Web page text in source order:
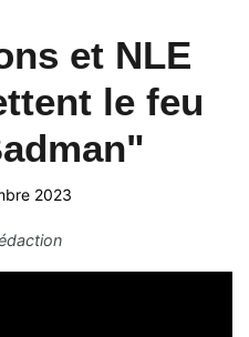
et NLE
le feu
2023